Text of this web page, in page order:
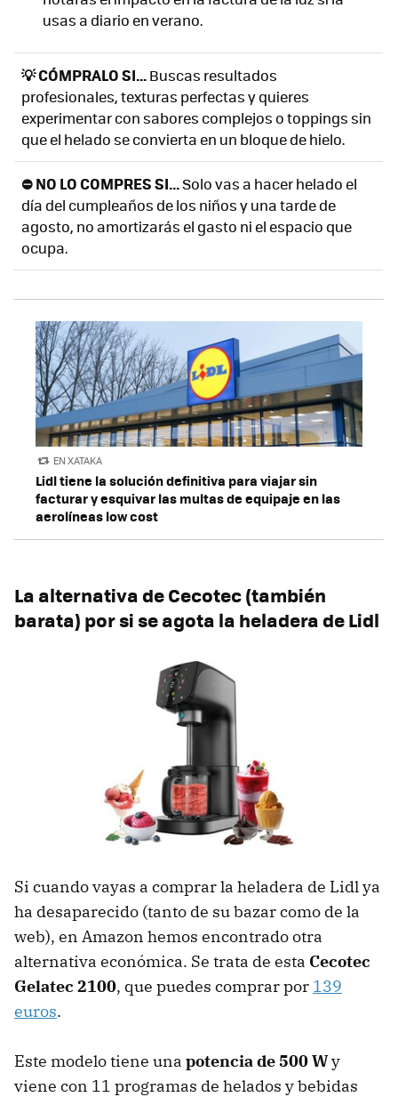
usas a diario en verano.
💡 CÓMPRALO SI...Buscas resultados
profesionales, texturas perfectas y quieres
experimentar con sabores complejos o toppings sin
que el helado se convierta en un bloque de hielo.
⛔ NO LO COMPRES SI...Solo vas a hacer helado el
día del cumpleaños de los niños y una tarde de
agosto, no amortizarás el gasto ni el espacio que
ocupa.
EN XATAKA
Lidl tiene la solución definitiva para viajar sin
facturar y esquivar las multas de equipaje en las
aerolíneas low cost
La alternativa de Cecotec (también
barata) por si se agota la heladera de Lidl
Si cuando vayas a comprar la heladera de Lidl ya
ha desaparecido (tanto de su bazar como de la
web), en Amazon hemos encontrado otra
alternativa económica. Se trata de esta Cecotec
Gelatec 2100, que puedes comprar por 139
euros.
Este modelo tiene una potencia de 500 Wy
viene con 11 programas de helados y bebidas